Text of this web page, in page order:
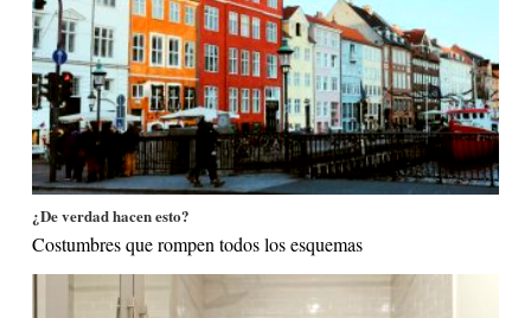
¿De verdad hacen esto?
Costumbres que rompen todos los esquemas